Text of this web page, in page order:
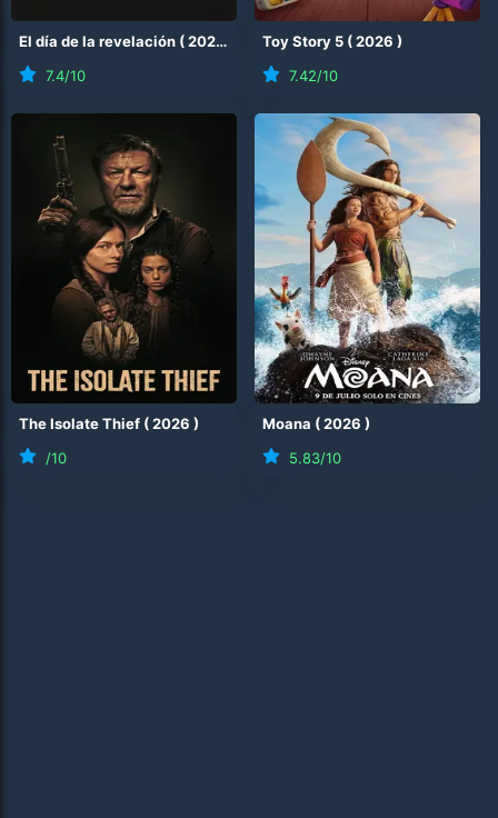
El día de la revelación (2026 )
7.4/10
Toy Story 5 (2026 )
7.42/10
The Isolate Thief (2026 )
/10
Moana (2026 )
5.83/10